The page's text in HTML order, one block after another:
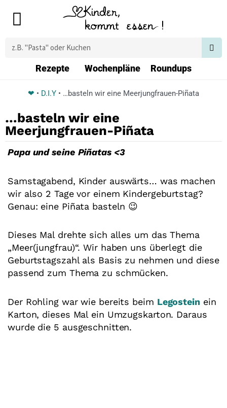
Main
Suche
Rezepte Wochenpläne Roundups
❤ • D.I.Y • …basteln wir eine Meerjungfrauen-Piñata
…basteln wir eine
Meerjungfrauen-Piñata
Papa und seine Piñatas <3
Samstagabend, Kinder auswärts… was machen
wir also 2 Tage vor einem Kindergeburtstag?
Genau: eine Piñata basteln 😉
Dieses Mal drehte sich alles um das Thema
„Meer(jungfrau)“. Wir haben uns überlegt die
Geburtstagszahl als Basis zu nehmen und diese
passend zum Thema zu schmücken.
Der Rohling war wie bereits beim Legosteinein
Karton, dieses Mal ein Umzugskarton. Daraus
wurde die 5 ausgeschnitten.